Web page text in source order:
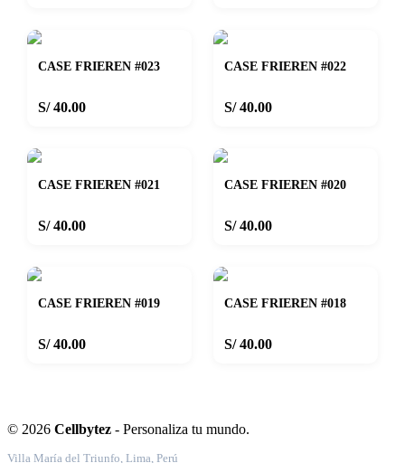
CASE FRIEREN #023
S/ 40.00
CASE FRIEREN #022
S/ 40.00
CASE FRIEREN #021
S/ 40.00
CASE FRIEREN #020
S/ 40.00
CASE FRIEREN #019
S/ 40.00
CASE FRIEREN #018
S/ 40.00
© 2026 Cellbytez - Personaliza tu mundo.
Villa María del Triunfo, Lima, Perú